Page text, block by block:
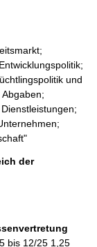
und
der
bis 12/25 1,25